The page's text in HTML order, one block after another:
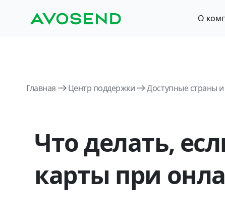
О
Главная Центр поддержки Доступные страны
Что делать,
карты при